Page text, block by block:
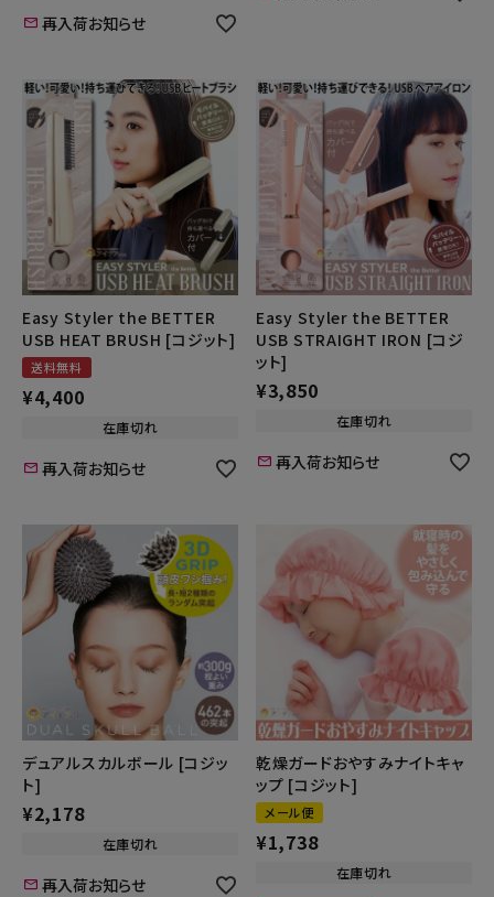
再入荷お知らせ
Easy Styler the BETTER
USB HEAT BRUSH [コジット]
送料無料
¥4,400
在庫切れ
再入荷お知らせ
Easy Styler the BETTER
USB STRAIGHT IRON [コジ
ット]
¥3,850
在庫切れ
再入荷お知らせ
デュアルスカルボール [コジッ
ト]
¥2,178
在庫切れ
再入荷お知らせ
乾燥ガードおやすみナイトキャ
ップ [コジット]
メール便
¥1,738
在庫切れ